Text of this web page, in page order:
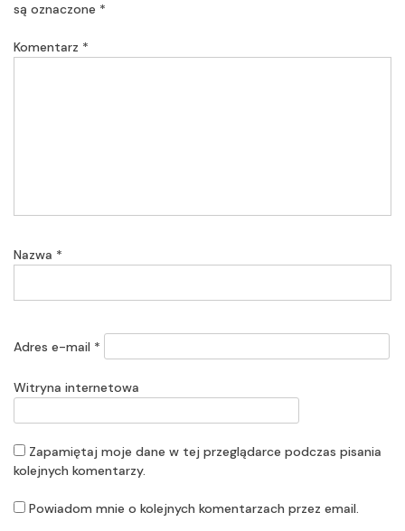
są oznaczone *
Komentarz *
Nazwa *
Adres e-mail *
Witryna internetowa
Zapamiętaj moje dane w tej przeglądarce podczas pisania
kolejnych komentarzy.
Powiadom mnie o kolejnych komentarzach przez email.